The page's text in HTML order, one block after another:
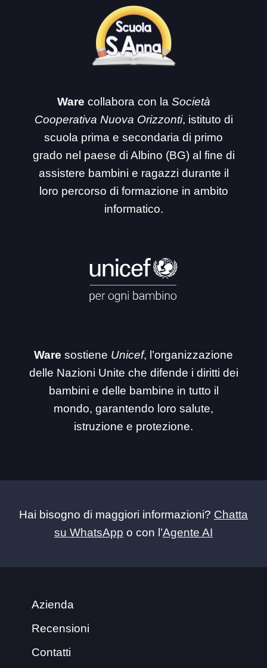
Ware collabora con la Società
Cooperativa Nuova Orizzonti, istituto di
scuola prima e secondaria di primo
grado nel paese di Albino (BG) al fine di
assistere bambini e ragazzi durante il
loro percorso di formazione in ambito
informatico.
Ware sostiene Unicef, l’organizzazione
delle Nazioni Unite che difende i diritti dei
bambini e delle bambine in tutto il
mondo, garantendo loro salute,
istruzione e protezione.
Hai bisogno di maggiori informazioni? Chatta
su WhatsApp o con l’Agente AI
Azienda
Recensioni
Contatti